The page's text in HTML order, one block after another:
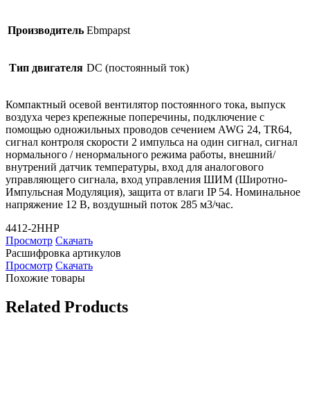
Производитель Ebmpapst
Тип двигателя DC (постоянный ток)
Компактный осевой вентилятор постоянного тока, выпуск
воздуха через крепежные поперечины, подключение с
помощью одножильных проводов сечением AWG 24, TR64,
сигнал контроля скорости 2 импульса на один сигнал, сигнал
нормального / ненормального режима работы, внешний/
внутрений датчик температуры, вход для аналогового
управляющего сигнала, вход управления ШИМ (Широтно-
Импульсная Модуляция), защита от влаги IP 54. Номинальное
напряжение 12 В, воздушный поток 285 м3/час.
4412-2HHP
Просмотр Скачать
Расшифровка артикулов
Просмотр Скачать
Похожие товары
Related Products